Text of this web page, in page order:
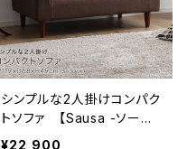
シンプルな2人掛けコンパク
トソファ 【Sausa -ソー
ザ-】 SH-07-CPS
¥22,900